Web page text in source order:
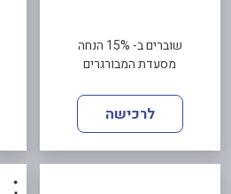
שוברים ב- 15% הנחה
מסעדת המבורגרים
לרכישה